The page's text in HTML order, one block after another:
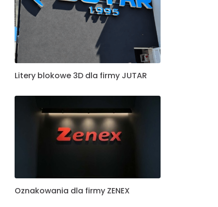
Litery blokowe 3D dla firmy JUTAR
Oznakowania dla firmy ZENEX